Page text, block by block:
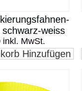
weiss
inkl. MwSt.
Hinzufügen